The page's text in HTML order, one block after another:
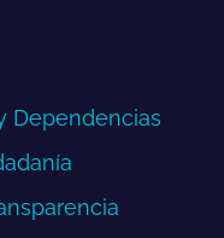
Dependencias